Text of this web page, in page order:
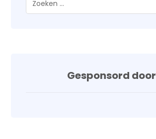
Gesponsord door